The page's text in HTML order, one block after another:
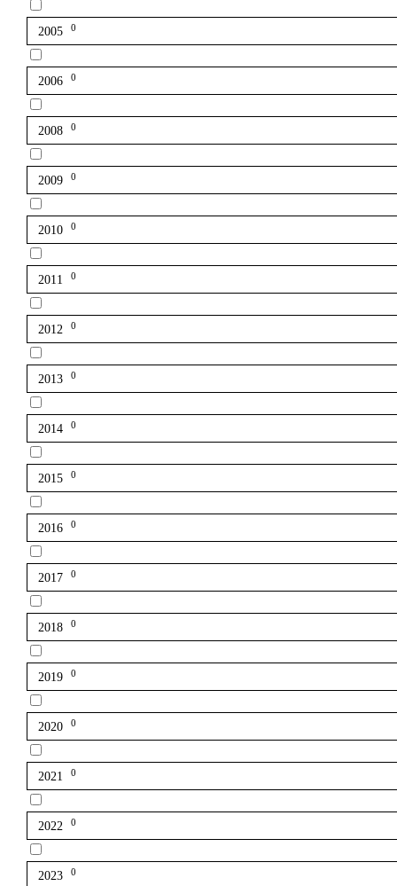
2005 0
2006 0
2008 0
2009 0
2010 0
2011 0
2012 0
2013 0
2014 0
2015 0
2016 0
2017 0
2018 0
2019 0
2020 0
2021 0
2022 0
2023 0